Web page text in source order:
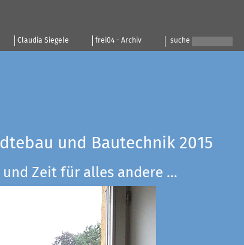
Claudia Siegele frei04 - Archiv suche
und Bautechnik 2015
und Zeit für alles andere ...